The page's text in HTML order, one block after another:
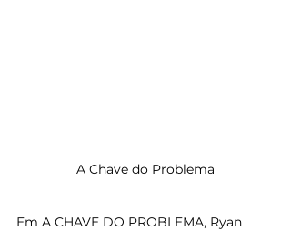
A Chave do Problema
Em A CHAVE DO PROBLEMA, Ryan